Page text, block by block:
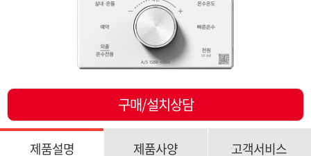
구매/설치상담
제품설명 제품사양 고객서비스